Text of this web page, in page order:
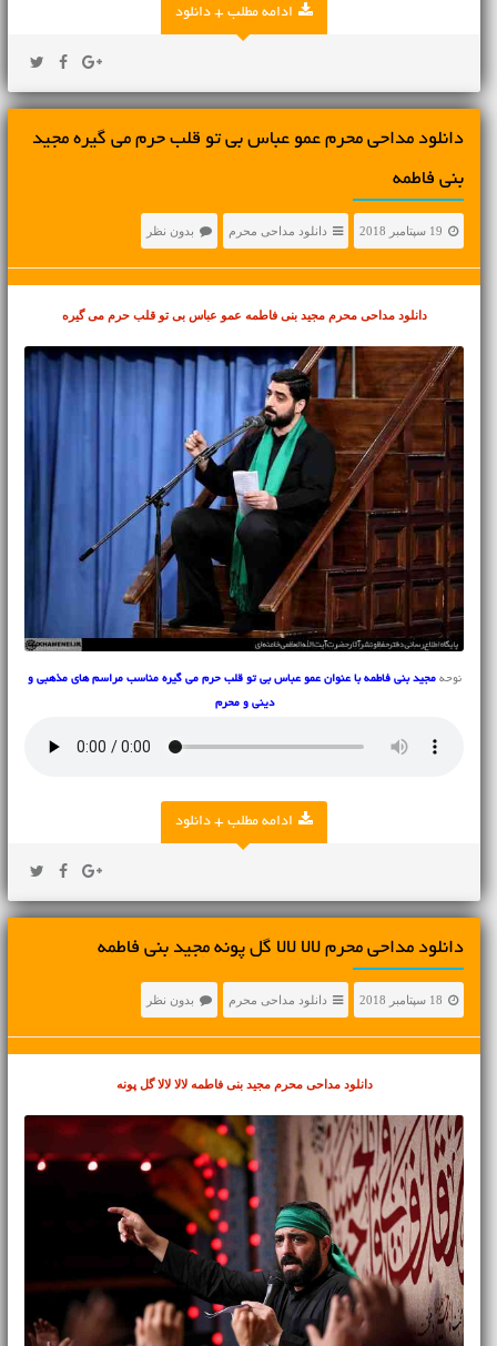
ادامه مطلب + دانلود
دانلود مداحی محرم عمو عباس بی تو قلب حرم می گیره مجید
بنی فاطمه
19 سپتامبر 2018 دانلود مداحی محرم بدون نظر
دانلود مداحی محرم مجید بنی فاطمه عمو عباس بی تو قلب حرم می گیره
نوحه مجید بنی فاطمه با عنوان عمو عباس بی تو قلب حرم می گیره مناسب مراسم های مذهبی و
دینی و محرم
ادامه مطلب + دانلود
دانلود مداحی محرم لالا لالا گل پونه مجید بنی فاطمه
18 سپتامبر 2018 دانلود مداحی محرم بدون نظر
دانلود مداحی محرم مجید بنی فاطمه لالا لالا گل پونه